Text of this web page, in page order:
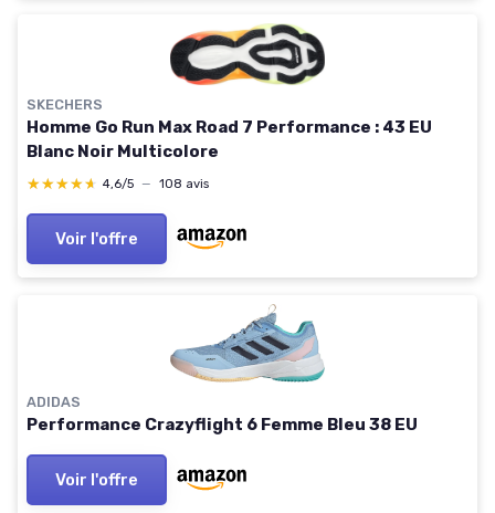
SKECHERS
Homme Go Run Max Road 7 Performance : 43 EU
Blanc Noir Multicolore
★★★★★
★★★★★ 4,6/5 — 108 avis
Voir l'offre
ADIDAS
Performance Crazyflight 6 Femme Bleu 38 EU
Voir l'offre